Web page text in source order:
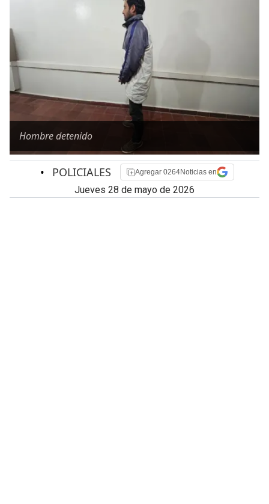
Hombre detenido
• POLICIALES Agregar 0264Noticias en
jueves 28 de mayo de 2026